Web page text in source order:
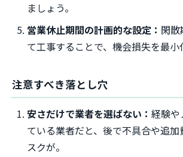
ましょう。
営業休止期間の計画的な設定： 閑
て工事することで、機会損失を最小
注意すべき落とし穴
安さだけで業者を選ばない：経験や
ている業者だと、後で不具合や追加
スクが。